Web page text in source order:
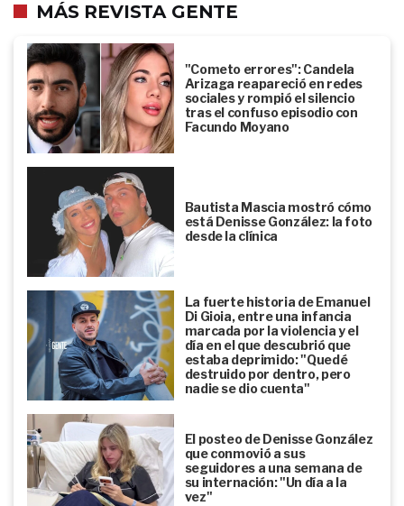
MÁS REVISTA GENTE
"Cometo errores": Candela
Arizaga reapareció en redes
sociales y rompió el silencio
tras el confuso episodio con
Facundo Moyano
Bautista Mascia mostró cómo
está Denisse González: la foto
desde la clínica
La fuerte historia de Emanuel
Di Gioia, entre una infancia
marcada por la violencia y el
día en el que descubrió que
estaba deprimido: "Quedé
destruido por dentro, pero
nadie se dio cuenta"
El posteo de Denisse González
que conmovió a sus
seguidores a una semana de
su internación: "Un día a la
vez"